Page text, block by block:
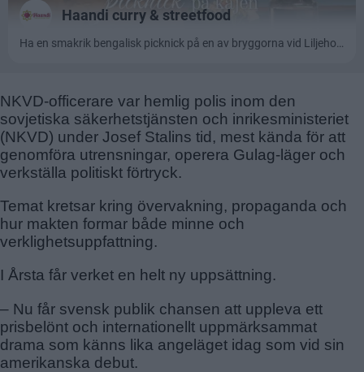
NKVD-officerare var hemlig polis inom den
sovjetiska säkerhetstjänsten och inrikesministeriet
(NKVD) under Josef Stalins tid, mest kända för att
genomföra utrensningar, operera Gulag-läger och
verkställa politiskt förtryck.
Temat kretsar kring övervakning, propaganda och
hur makten formar både minne och
verklighetsuppfattning.
I Årsta får verket en helt ny uppsättning.
– Nu får svensk publik chansen att uppleva ett
prisbelönt och internationellt uppmärksammat
drama som känns lika angeläget idag som vid sin
amerikanska debut.